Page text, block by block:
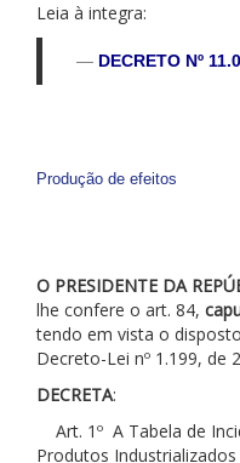
Leia à integra:
DECRETO Nº
Produção de efeitos
O PRESIDENTE DA
lhe confere o art. 84,
tendo em vista o
Decreto-Lei nº 1.199, de
DECRETA:
Art. 1º A Tabela de
Produtos